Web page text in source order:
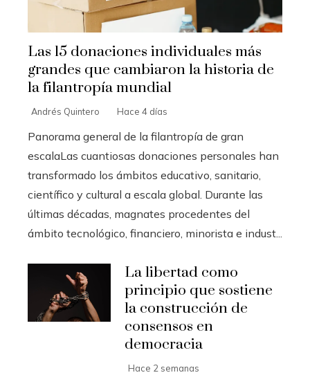
Las 15 donaciones individuales más
grandes que cambiaron la historia de
la filantropía mundial
Andrés Quintero Hace 4 días
Panorama general de la filantropía de gran
escalaLas cuantiosas donaciones personales han
transformado los ámbitos educativo, sanitario,
científico y cultural a escala global. Durante las
últimas décadas, magnates procedentes del
ámbito tecnológico, financiero, minorista e indust...
La libertad como
principio que sostiene
la construcción de
consensos en
democracia
Hace 2 semanas